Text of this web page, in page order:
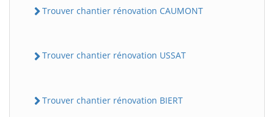
Trouver chantier rénovation CAUMONT
Trouver chantier rénovation USSAT
Trouver chantier rénovation BIERT